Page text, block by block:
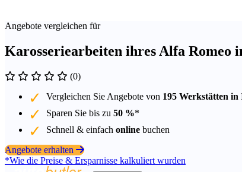
Angebote vergleichen für
Karosseriearbeiten ihres Alfa Romeo
(0)
Vergleichen Sie Angebote von 195 Werkstätten
Sparen Sie bis zu 50 %*
Schnell & einfach online buchen
Angebote erhalten
*Wie die Preise & Ersparnisse kalkuliert wurden